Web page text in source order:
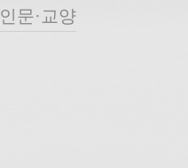
인문·교양